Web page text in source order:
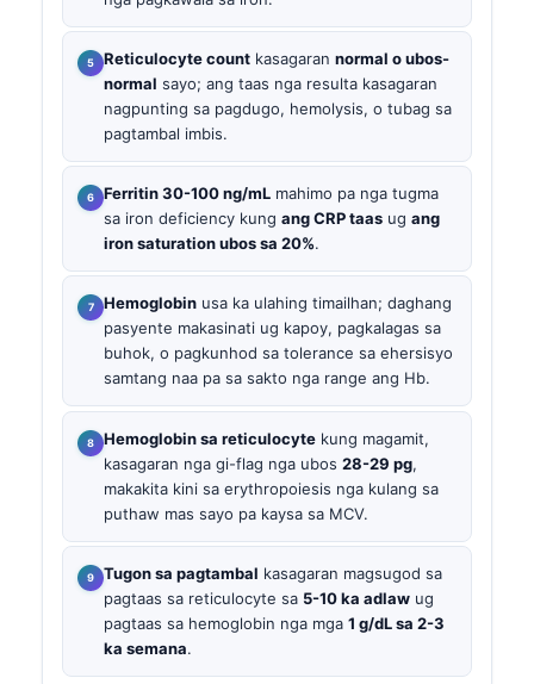
Reticulocyte count kasagaran normal o ubos-
normal sayo; ang taas nga resulta kasagaran
nagpunting sa pagdugo, hemolysis, o tubag sa
pagtambal imbis.
Ferritin 30-100 ng/mL mahimo pa nga tugma
sa iron deficiency kung ang CRP taas ug ang
iron saturation ubos sa 20%.
Hemoglobin usa ka ulahing timailhan; daghang
pasyente makasinati ug kapoy, pagkalagas sa
buhok, o pagkunhod sa tolerance sa ehersisyo
samtang naa pa sa sakto nga range ang Hb.
Hemoglobin sa reticulocyte kung magamit,
kasagaran nga gi-flag nga ubos 28-29 pg,
makakita kini sa erythropoiesis nga kulang sa
puthaw mas sayo pa kaysa sa MCV.
Tugon sa pagtambal kasagaran magsugod sa
pagtaas sa reticulocyte sa 5-10 ka adlaw ug
pagtaas sa hemoglobin nga mga 1 g/dL sa 2-3
ka semana.